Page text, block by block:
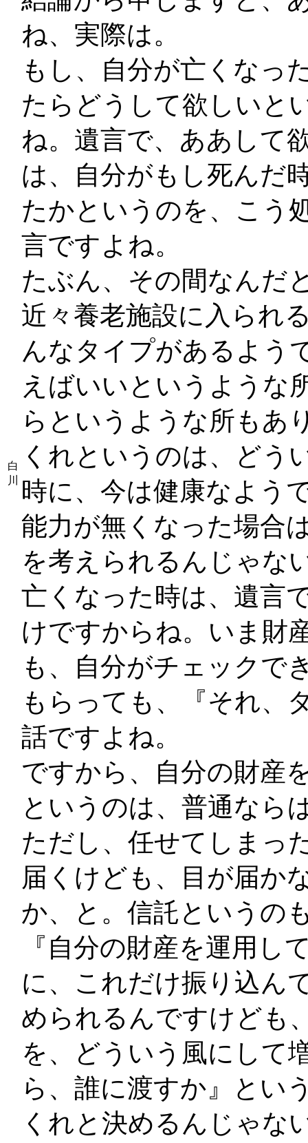
白
川
ね、実際は。
もし、自分が亡くなっ
たらどうして欲しいと
ね。遺言で、ああして
は、自分がもし死んだ
たかというのを、こう
言ですよね。
たぶん、その間なんだ
近々養老施設に入られ
んなタイプがあるよう
えばいいというような
らというような所もあ
くれというのは、どう
時に、今は健康なよう
能力が無くなった場合
を考えられるんじゃな
亡くなった時は、遺言
けですからね。いま財
も、自分がチェックで
もらっても、『それ、
話ですよね。
ですから、自分の財産
というのは、普通なら
ただし、任せてしまっ
届くけども、目が届か
か、と。信託というの
『自分の財産を運用し
に、これだけ振り込ん
められるんですけども
を、どういう風にして
ら、誰に渡すか』とい
くれと決めるんじゃな